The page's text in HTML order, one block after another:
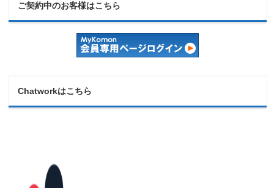
ご契約中のお客様はこちら
Chatworkはこちら